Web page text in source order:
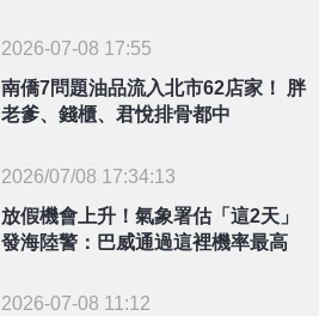
2026-07-08 17:55
南僑7問題油品流入北市62店家！ 胖
老爹、錢櫃、君悅排骨都中
2026/07/08 17:34:13
放假機會上升！氣象署估「這2天」
發海陸警：巴威通過這裡機率最高
2026-07-08 11:12